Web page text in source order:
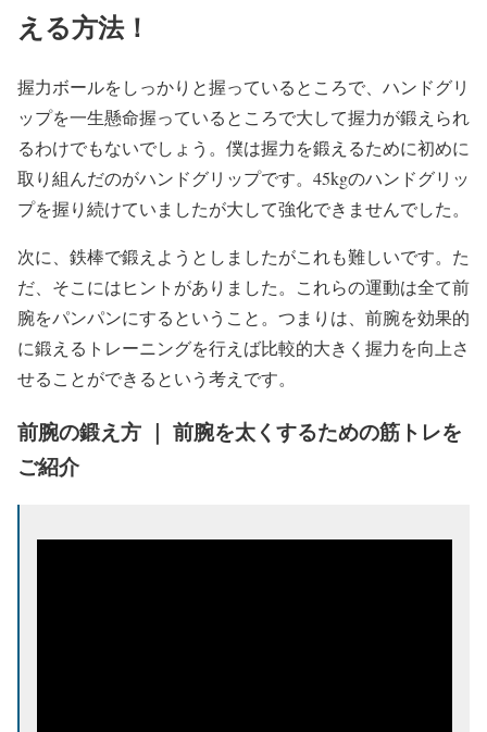
える方法！
握力ボールをしっかりと握っているところで、 ハンドグリ
ップを一生懸命握っているところで大して握力が鍛えられ
るわけでもないでしょう。僕は握力を鍛えるために初めに
取り組んだのがハンドグリップです。45kgのハンドグリッ
プを握り続けていましたが大して強化できませんでした。
次に、 鉄棒で鍛えようとしましたがこれも難しいです。た
だ、そこにはヒントがありました。これらの運動は全て前
腕をパンパンにするということ。つまりは、前腕を効果的
に鍛えるトレーニングを行えば比較的大きく握力を向上さ
せることができるという考えです。
前腕の鍛え方 ｜ 前腕を太くするための筋トレを
ご紹介